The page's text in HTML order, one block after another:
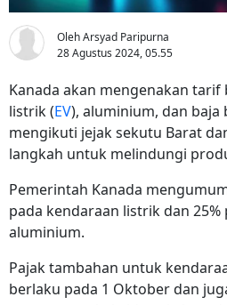
Oleh Arsyad Paripurna
28 Agustus 2024, 05.55
Kanada akan mengenakan
listrik (EV), aluminium, dan baja
mengikuti jejak sekutu Barat
langkah untuk melindungi
Pemerintah Kanada
pada kendaraan listrik dan 25%
aluminium.
Pajak tambahan untuk
berlaku pada 1 Oktober dan